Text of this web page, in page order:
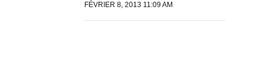
FÉVRIER 8, 2013 11:09 AM